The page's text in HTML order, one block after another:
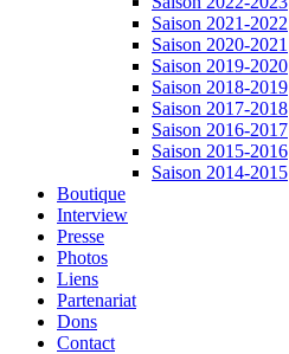
Saison 2021-2022
Saison 2020-2021
Saison 2019-2020
Saison 2018-2019
Saison 2017-2018
Saison 2016-2017
Saison 2015-2016
Saison 2014-2015
Boutique
Interview
Presse
Photos
Liens
Partenariat
Dons
Contact